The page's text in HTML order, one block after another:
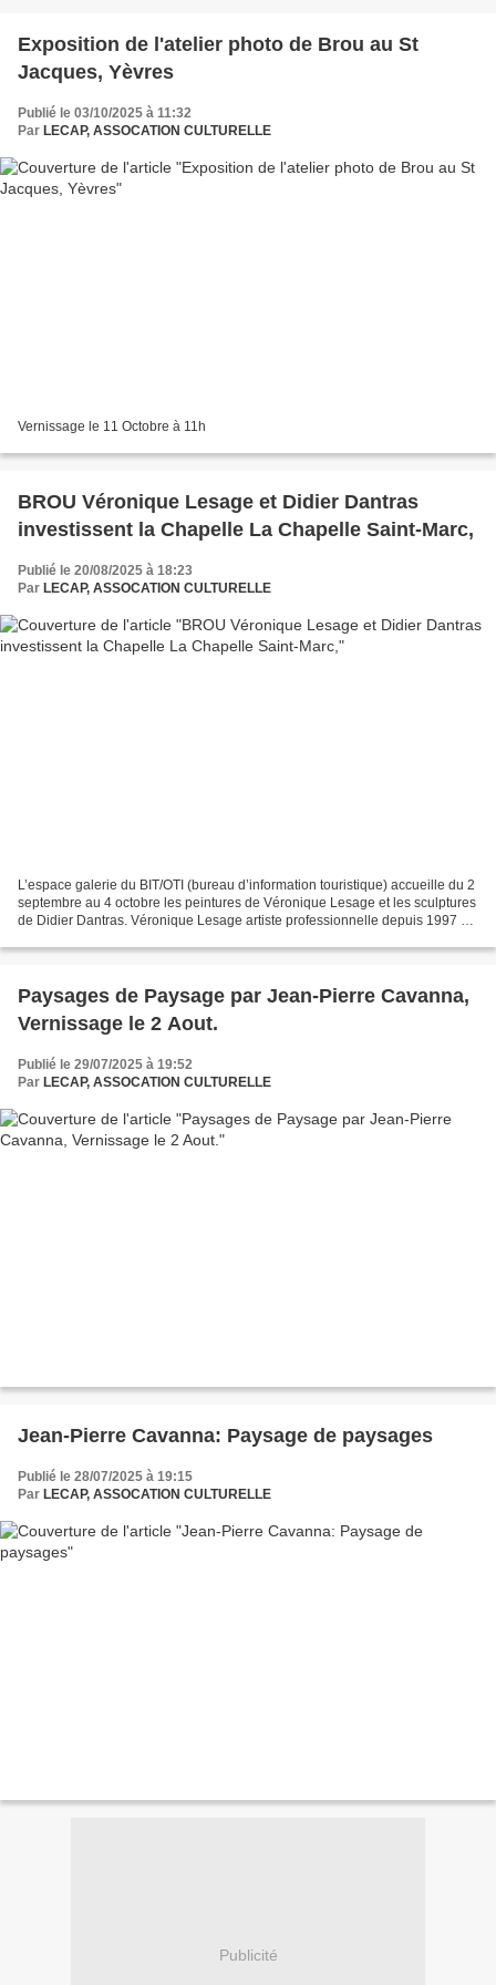
Exposition de l'atelier photo de Brou au St
Jacques, Yèvres
Publié le 03/10/2025 à 11:32
Par LECAP, ASSOCATION CULTURELLE
Vernissage le 11 Octobre à 11h
BROU Véronique Lesage et Didier Dantras
investissent la Chapelle La Chapelle Saint-Marc,
Publié le 20/08/2025 à 18:23
Par LECAP, ASSOCATION CULTURELLE
L’espace galerie du BIT/OTI (bureau d’information touristique) accueille du 2
septembre au 4 octobre les peintures de Véronique Lesage et les sculptures
de Didier Dantras. Véronique Lesage artiste professionnelle depuis 1997 est
Paysages de Paysage par Jean-Pierre Cavanna,
Vernissage le 2 Aout.
Publié le 29/07/2025 à 19:52
Par LECAP, ASSOCATION CULTURELLE
Jean-Pierre Cavanna: Paysage de paysages
Publié le 28/07/2025 à 19:15
Par LECAP, ASSOCATION CULTURELLE
Publicité